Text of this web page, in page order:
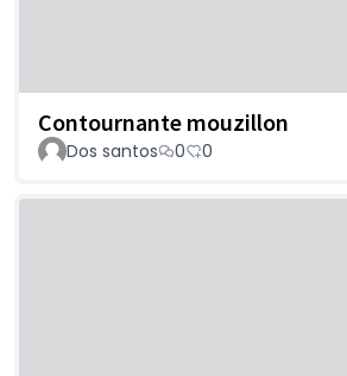
Contournante mouzillon
Dos santos 0 0